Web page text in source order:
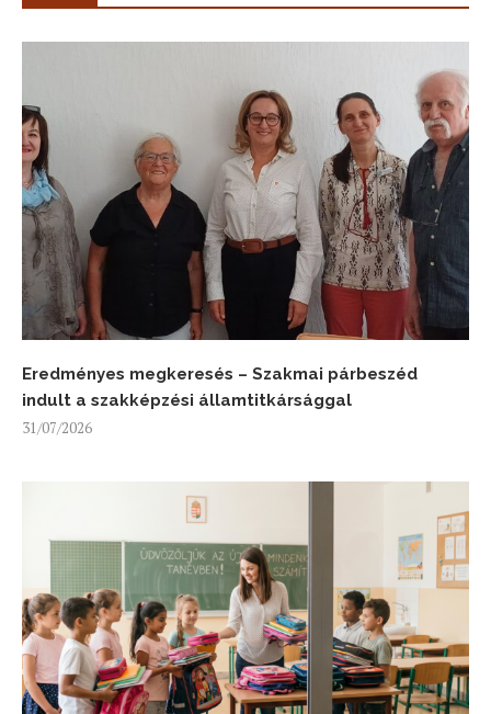
Eredményes megkeresés – Szakmai párbeszéd
indult a szakképzési államtitkársággal
31/07/2026